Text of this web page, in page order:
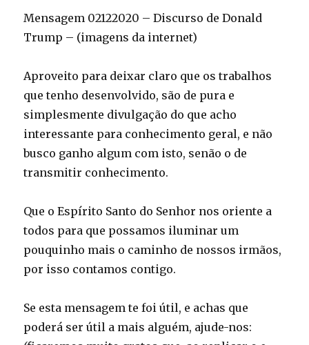
Mensagem 02122020 – Discurso de Donald
Trump – (imagens da internet)
Aproveito para deixar claro que os trabalhos
que tenho desenvolvido, são de pura e
simplesmente divulgação do que acho
interessante para conhecimento geral, e não
busco ganho algum com isto, senão o de
transmitir conhecimento.
Que o Espírito Santo do Senhor nos oriente a
todos para que possamos iluminar um
pouquinho mais o caminho de nossos irmãos,
por isso contamos contigo.
Se esta mensagem te foi útil, e achas que
poderá ser útil a mais alguém, ajude-nos: